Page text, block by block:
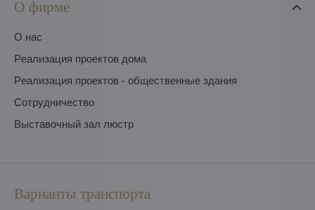
О фирме
O нас
Pеализация проектов дома
Pеализация проектов - общественные здания
Сотрудничество
Выставочный зал люстр
Варианты транспорта